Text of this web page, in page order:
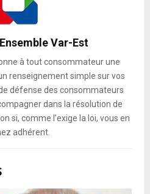
Var-Est
à tout consommateur une
renseignement simple sur vos
défense des consommateurs
dans la résolution de
si, comme l’exige la loi, vous en
adhérent.